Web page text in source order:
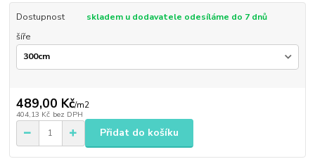
Dostupnost
skladem u dodavatele odesíláme do 7 dnů
šíře
489,00 Kč/m2
404,13 Kč bez DPH
Přidat do košíku